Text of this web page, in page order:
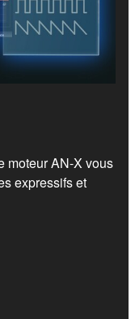
moteur AN-X vous
expressifs et